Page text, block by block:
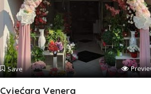
Save
Cvjećara Venera